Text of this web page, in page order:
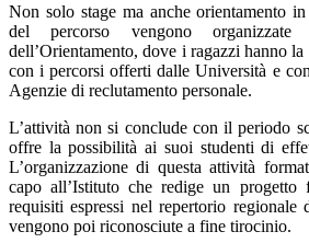
Non solo stage ma anche orientamento
del percorso vengono organizzate
dell’Orientamento, dove i ragazzi hanno
con i percorsi offerti dalle Università e
Agenzie di reclutamento personale.
L’attività non si conclude con il periodo
offre la possibilità ai suoi studenti di
L’organizzazione di questa attività
capo all’Istituto che redige un progetto
requisiti espressi nel repertorio regionale
vengono poi riconosciute a fine tirocinio.